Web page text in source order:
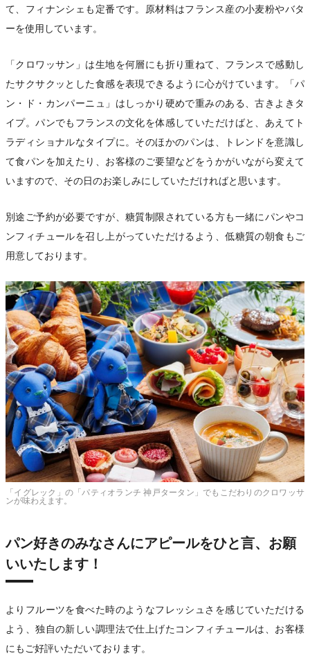
て、フィナンシェも定番です。原材料はフランス産の小麦粉やバタ
ーを使用しています。
「クロワッサン」は生地を何層にも折り重ねて、フランスで感動し
たサクサクッとした食感を表現できるように心がけています。「パ
ン・ド・カンパーニュ」はしっかり硬めで重みのある、古きよきタ
イプ。パンでもフランスの文化を体感していただけばと、あえてト
ラディショナルなタイプに。そのほかのパンは、トレンドを意識し
て食パンを加えたり、お客様のご要望などをうかがいながら変えて
いますので、その日のお楽しみにしていただければと思います。
別途ご予約が必要ですが、糖質制限されている方も一緒にパンやコ
ンフィチュールを召し上がっていただけるよう、低糖質の朝食もご
用意しております。
「イグレック」の「パティオランチ 神戸タータン」でもこだわりのクロワッサ
ンが味わえます。
パン好きのみなさんにアピールをひと言、お願
いいたします！
よりフルーツを食べた時のようなフレッシュさを感じていただける
よう、独自の新しい調理法で仕上げたコンフィチュールは、お客様
にもご好評いただいております。